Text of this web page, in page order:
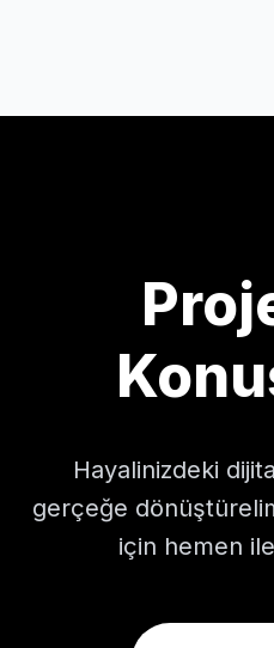
Hayalinizdeki
gerçeğe
için hemen